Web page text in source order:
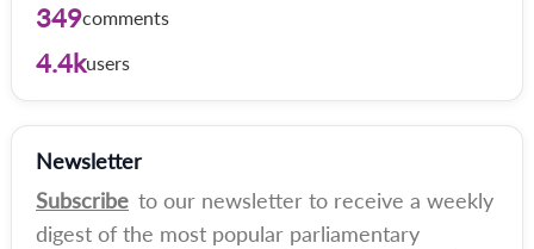
349comments
4.4kusers
Newsletter
Subscribe to our newsletter to receive a weekly
digest of the most popular parliamentary